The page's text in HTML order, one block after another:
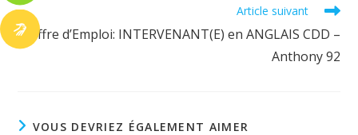
Read
more
articles
Article suivant
Offre d’Emploi: INTERVENANT(E) en ANGLAIS CDD –
Anthony 92
VOUS DEVRIEZ ÉGALEMENT AIMER